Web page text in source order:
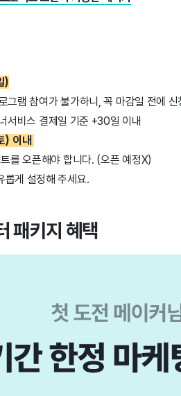
)
그램 참여가 불가하니, 꼭 마감일 전에 신
서비스 결제일 기준 +30일 이내
) 이내
를 오픈해야 합니다. (오픈 예정X)
롭게 설정해 주세요.
패키지 혜택